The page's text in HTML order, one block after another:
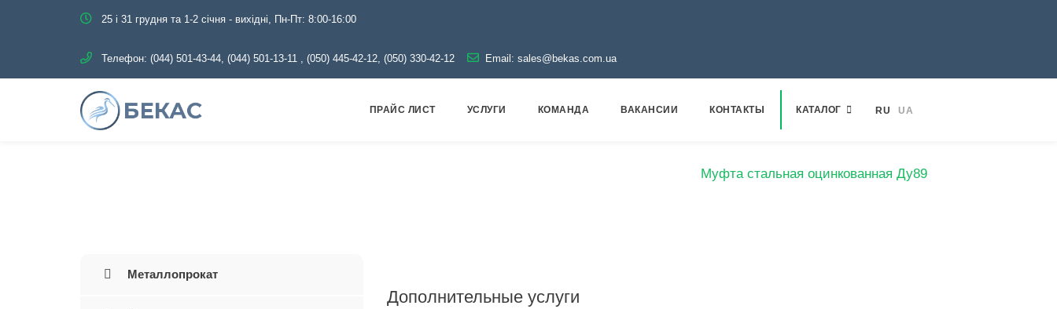
25 і 31 грудня та 1-2 січня - вихідні, Пн-Пт: 8:00-16:00
Телефон: (044) 501-43-44, (044) 501-13-11 , (050) 445-42-12, (050) 330-42-12 Email: sales@bekas.com.ua
ПРАЙС ЛИСТ УСЛУГИ КОМАНДА ВАКАНСИИ КОНТАКТЫ КАТАЛОГ RU UA
Муфта стальная оцинкованная Ду89
Металлопрокат
Дополнительные услуги